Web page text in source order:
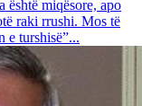
miqësore, apo
raki rrushi. Mos të
e turshisë”...